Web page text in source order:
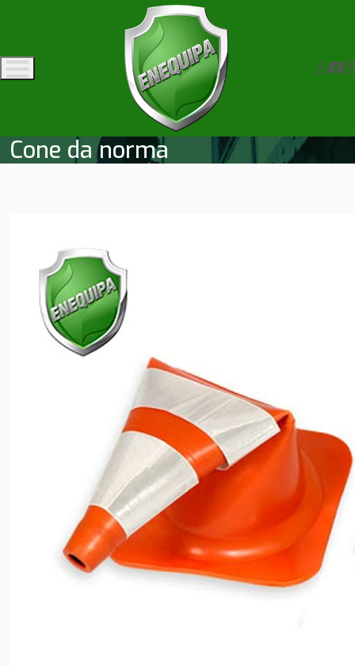
Cone da norma